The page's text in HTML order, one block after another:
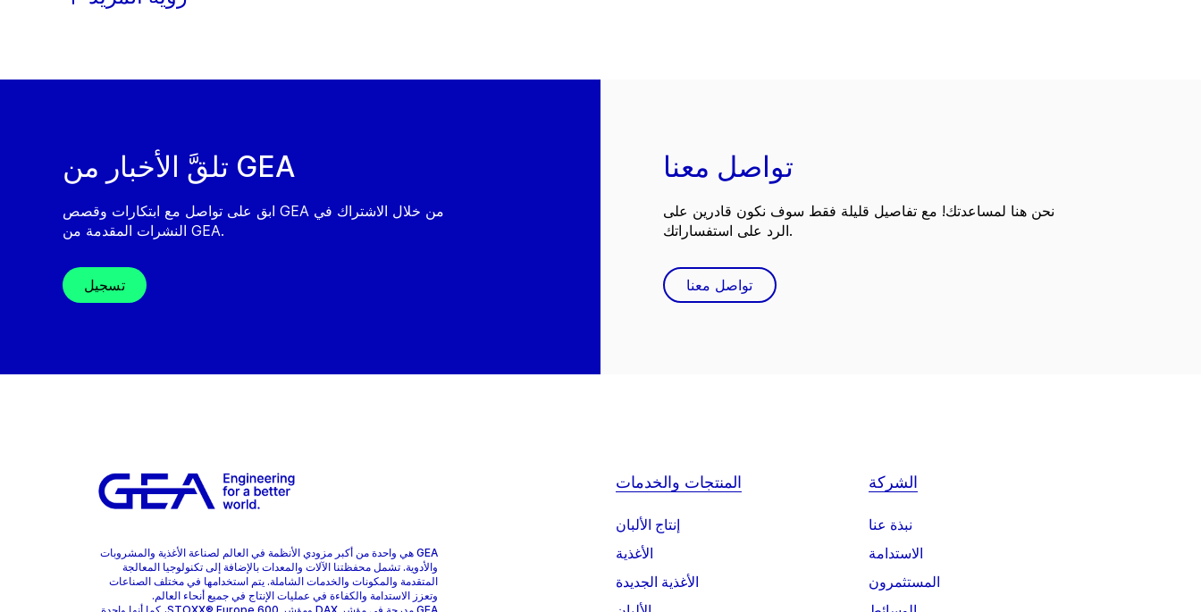
تلقَّ الأخبار من GEA
ابق على تواصل مع ابتكارات وقصص GEA من خلال الاشتراك في
النشرات المقدمة من GEA.
تسجيل
تواصل معنا
نحن هنا لمساعدتك! مع تفاصيل قليلة فقط سوف نكون قادرين على
الرد على استفساراتك.
تواصل معنا
GEA هي واحدة من أكبر مزودي الأنظمة في العالم لصناعة الأغذية والمشروبات
والأدوية. تشمل محفظتنا الآلات والمعدات بالإضافة إلى تكنولوجيا المعالجة
المتقدمة والمكونات والخدمات الشاملة. يتم استخدامها في مختلف الصناعات
وتعزز الاستدامة والكفاءة في عمليات الإنتاج في جميع أنحاء العالم.
المنتجات والخدمات
إنتاج الألبان
الأغذية
الأغذية الجديدة
الشركة
نبذة عنا
الاستدامة
المستثمرون